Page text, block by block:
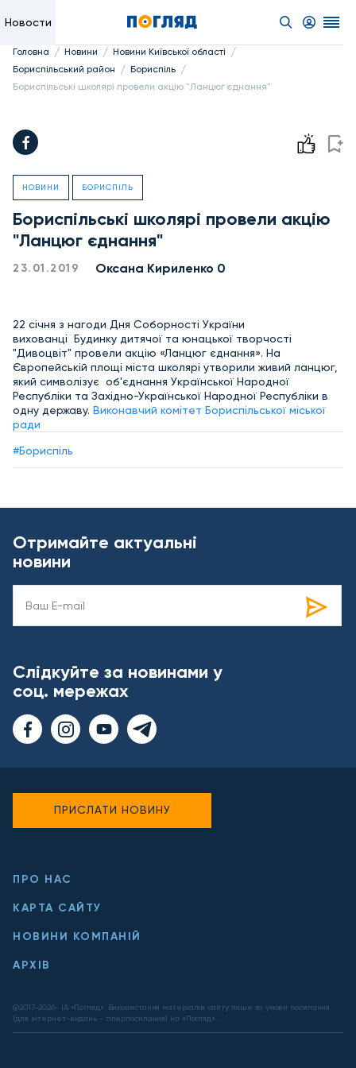
Новости
Головна / Новини / Новини Київської області /
Бориспільський район / Бориспіль /
Бориспільські школярі провели акцію "Ланцюг єднання"
НОВИНИ БОРИСПІЛЬ
Бориспільські школярі провели акцію
"Ланцюг єднання"
23.01.2019 Оксана Кириленко 0
22 січня з нагоди Дня Соборності України
вихованці Будинку дитячої та юнацької творчості
"Дивоцвіт" провели акцію «Ланцюг єднання». На
Європейській площі міста школярі утворили живий ланцюг,
який символізує об'єднання Української Народної
Республіки та Західно-Української Народної Республіки в
одну державу. Виконавчий комітет Бориспільської міської
ради
#Бориспіль
Отримайте актуальні
новини
Слідкуйте за новинами у
соц. мережах
ПРО НАС
КАРТА САЙТУ
НОВИНИ КОМПАНІЙ
АРХІВ
@2017-2026- ІА «Погляд». Використання матеріалів сайту лише за умови посилання
(для інтернет-видань - гіперпосилання) на «Погляд».
ПРИСЛАТИ НОВИНУ